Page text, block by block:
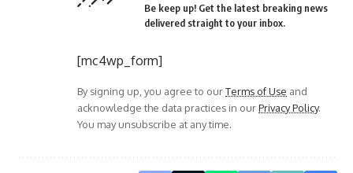
Be keep up! Get the latest breaking news
delivered straight to your inbox.
[mc4wp_form]
By signing up, you agree to ourTerms of Use and
acknowledge the data practices in ourPrivacy Policy.
You may unsubscribe at any time.